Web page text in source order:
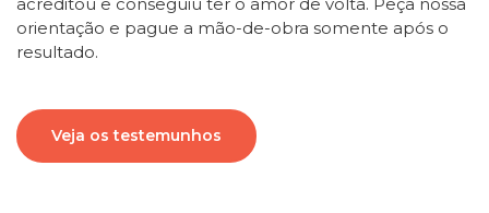
orientação e pague a mão-de-obra somente após o
resultado.
Veja os testemunhos